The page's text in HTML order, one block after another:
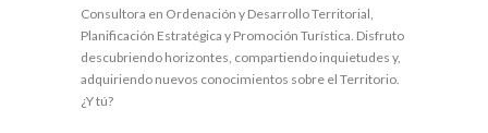
Consultora en Ordenación y Desarrollo Territorial,
Planificación Estratégica y Promoción Turística. Disfruto
descubriendo horizontes, compartiendo inquietudes y,
adquiriendo nuevos conocimientos sobre el Territorio.
¿Y tú?